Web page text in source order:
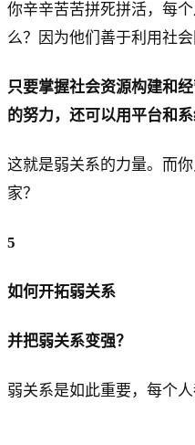
你辛辛苦苦拼死拼活，每
么？因为他们善于利用社会
只要掌握社会资源构建和
的努力，还可以用平台和
这就是弱关系的力量。而
家？
5
如何开拓弱关系
并把弱关系变强？
弱关系是如此重要，每个人